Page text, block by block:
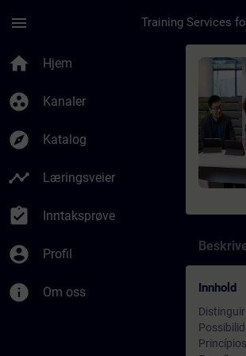
menu
home Hjem
group_work Kanaler
explore Katalog
timeline Læringsveier
assignment_turned_in Inntaksprøve
account_circle Profil
info Om oss
Kurs
Innhold